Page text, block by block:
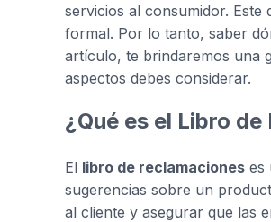
servicios al consumidor. Este
formal. Por lo tanto, saber
artículo, te brindaremos una
aspectos debes considerar.
¿Qué es el Libro
El libro de reclamaciones es
sugerencias sobre un
al cliente y asegurar que las